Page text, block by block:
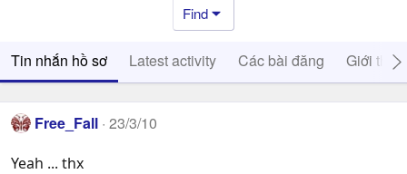
Find
Tin nhắn hồ sơ Latest activity Các bài đăng Giới thiệu
Free_Fall 23/3/10
Yeah ... thx